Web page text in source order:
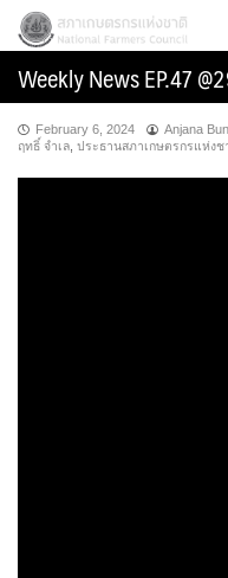
Skip
content
สภาเกษตรกรแห่งชาติ
Weekly News EP.47
February 6, 2024 Anjana
ฤทธิ์ จำเล ประธานสภาเกษตรกรแห่งช